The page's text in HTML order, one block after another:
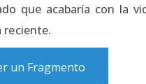
que acabaría con la
reciente.
un Fragmento